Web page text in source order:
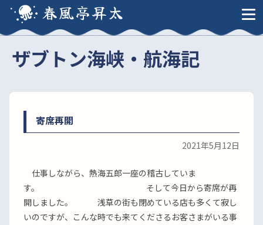
春風亭昇太
ザブトン海峡・航海記
寄席再開
2021年5月12日
仕事しながら、熱海五郎一座の稽古していま
す。 そして今日から寄席が再
開しました。 浅草の街も閉めている店も多くて寂し
いのですが、こんな時でも来てくださるお客さまがいる事